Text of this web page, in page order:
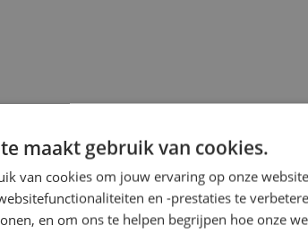
maakt gebruik van cookies.
van cookies om jouw ervaring op onze
en -prestaties te
en om ons te helpen begrijpen hoe onze